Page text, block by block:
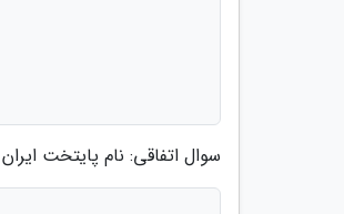
سوال اتفاقی: نام پایتخت